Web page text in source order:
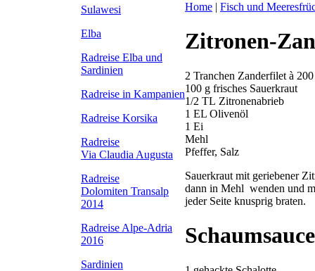
Sulawesi
Elba
Radreise Elba und
Sardinien
Radreise in Kampanien
Radreise Korsika
Radreise
Via Claudia Augusta
Radreise
Dolomiten Transalp
2014
Radreise Alpe-Adria
2016
Sardinien
Home | Fisch und
Zitronen-
2 Tranchen Zanderfilet à
100 g frisches Sauerkraut
1/2 TL Zitronenabrieb
1 EL Olivenöl
1 Ei
Mehl
Pfeffer, Salz
Sauerkraut mit geriebener
dann in Mehl wenden und
jeder Seite knusprig braten.